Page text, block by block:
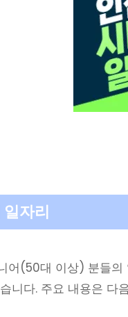
자리
어(50대 이상) 분들
니다. 주요 내용은 다